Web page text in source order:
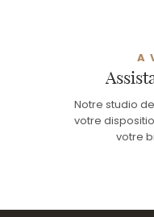
A
Notre studio
votre
votre